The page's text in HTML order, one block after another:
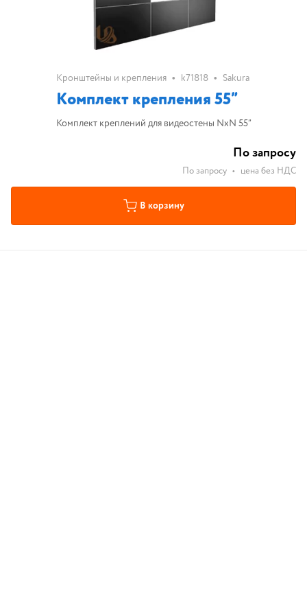
Кронштейны и крепления • k71818 • Sakura
Комплект крепления 55”
Комплект креплений для видеостены NxN 55”
По запросу
По запросу • цена без НДС
В корзину